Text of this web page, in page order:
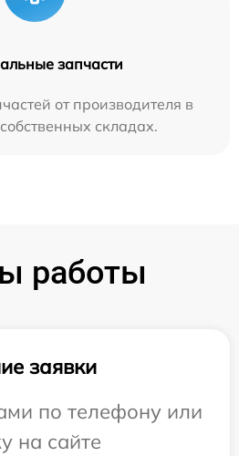
запчасти
от производителя в
складах.
работы
заявки
по телефону или
на сайте